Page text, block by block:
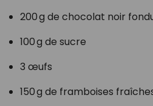
200 g de chocolat noir
100 g de sucre
3 œufs
150 g de framboises